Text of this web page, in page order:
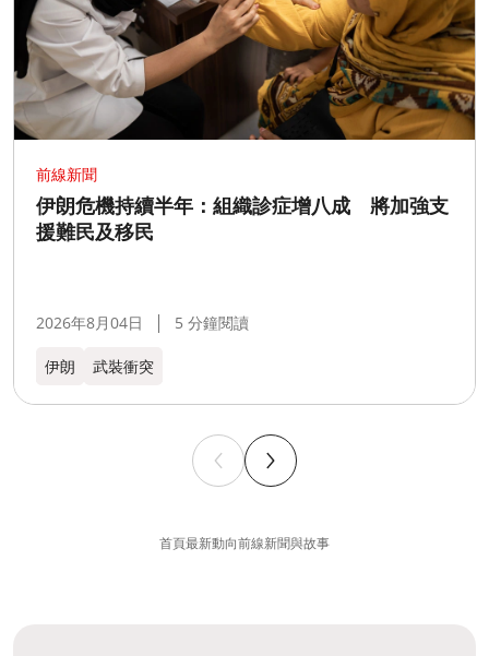
前線新聞
伊朗危機持續半年：組織診症增八成 將加強支
援難民及移民
2026年8月04日 5 分鐘閱讀
伊朗 武裝衝突
首頁最新動向前線新聞與故事